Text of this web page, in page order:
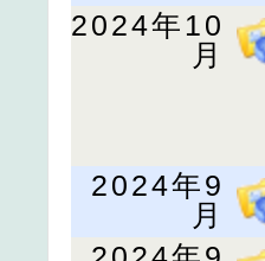
2024年10
月
2024年9
月